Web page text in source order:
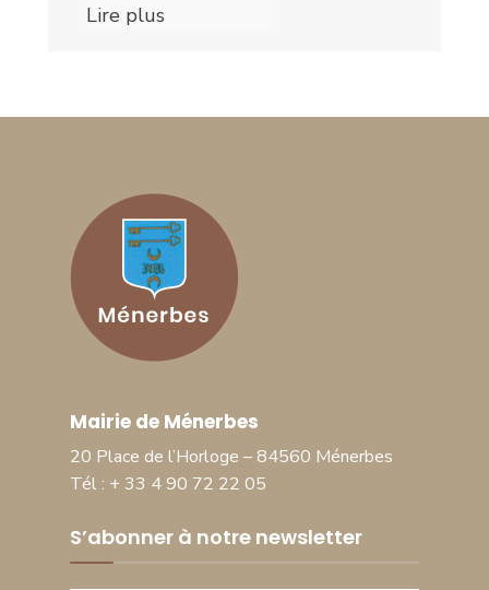
Lire plus
Mairie de Ménerbes
20 Place de l’Horloge – 84560 Ménerbes
Tél : + 33 4 90 72 22 05
S’abonner à notre newsletter